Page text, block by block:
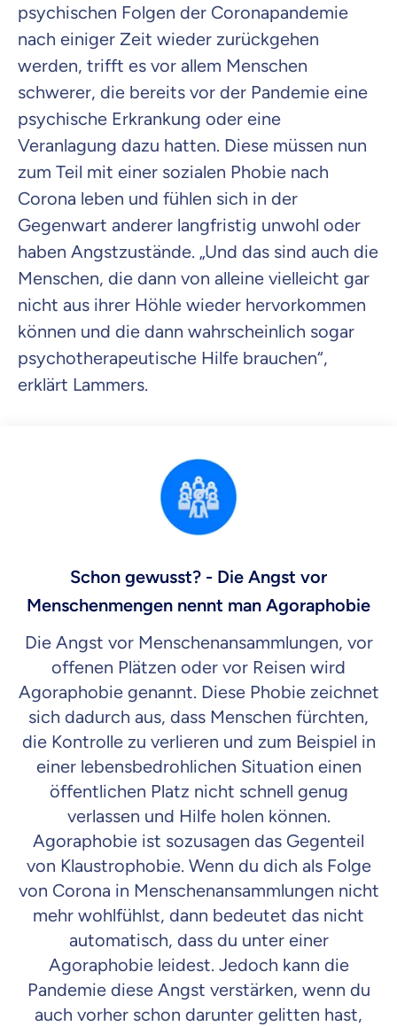
psychischen Folgen der Coronapandemie
nach einiger Zeit wieder zurückgehen
werden, trifft es vor allem Menschen
schwerer, die bereits vor der Pandemie eine
psychische Erkrankung oder eine
Veranlagung dazu hatten. Diese müssen nun
zum Teil mit einer sozialen Phobie nach
Corona leben und fühlen sich in der
Gegenwart anderer langfristig unwohl oder
haben Angstzustände. „Und das sind auch die
Menschen, die dann von alleine vielleicht gar
nicht aus ihrer Höhle wieder hervorkommen
können und die dann wahrscheinlich sogar
psychotherapeutische Hilfe brauchen“,
erklärt Lammers.
Schon gewusst? - Die Angst vor
Menschenmengen nennt man Agoraphobie
Die Angst vor Menschenansammlungen, vor
offenen Plätzen oder vor Reisen wird
Agoraphobie genannt. Diese Phobie zeichnet
sich dadurch aus, dass Menschen fürchten,
die Kontrolle zu verlieren und zum Beispiel in
einer lebensbedrohlichen Situation einen
öffentlichen Platz nicht schnell genug
verlassen und Hilfe holen können.
Agoraphobie ist sozusagen das Gegenteil
von Klaustrophobie. Wenn du dich als Folge
von Corona in Menschenansammlungen nicht
mehr wohlfühlst, dann bedeutet das nicht
automatisch, dass du unter einer
Agoraphobie leidest. Jedoch kann die
Pandemie diese Angst verstärken, wenn du
auch vorher schon darunter gelitten hast,